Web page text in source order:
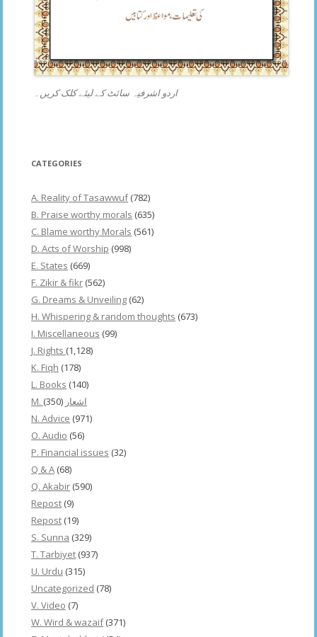
اردو اشرفیہ سائٹ کے لیئے کلک کریں۔
CATEGORIES
A. Reality of Tasawwuf(782)
B. Praise worthy morals (635)
C. Blame worthy Morals (561)
D. Acts of Worship (998)
E. States (669)
F. Zikir & fikr (562)
G. Dreams & Unveiling (62)
H. Whispering & random thoughts (673)
I. Miscellaneous (99)
J. Rights (1,128)
K. Fiqh (178)
L. Books (140)
M. اشعار (350)
N. Advice (971)
O. Audio (56)
P. Financial issues (32)
Q & A (68)
Q. Akabir (590)
Repost (9)
Repost (19)
S. Sunna (329)
T. Tarbiyet (937)
U. Urdu (315)
Uncategorized (78)
V. Video (7)
W. Wird & wazaif(371)